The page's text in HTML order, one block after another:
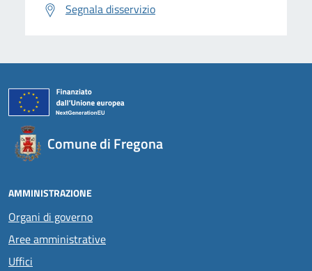
Segnala disservizio
Comune di Fregona
AMMINISTRAZIONE
Organi di governo
Aree amministrative
Uffici